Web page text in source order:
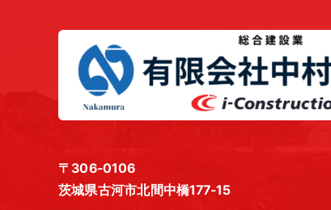
〒306-0106
茨城県古河市北間中橋177-15